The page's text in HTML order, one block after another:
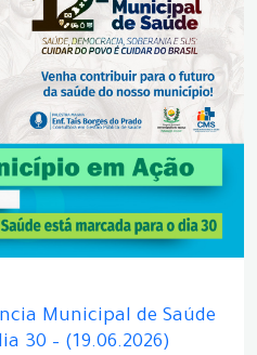
Municipal de Saúde
30 – (19.06.2026)